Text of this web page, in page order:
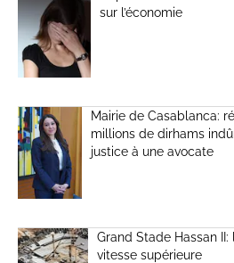
sur l’économie
Mairie de Casablanca:
millions de dirhams
justice à une avocate
Grand Stade Hassan
vitesse supérieure